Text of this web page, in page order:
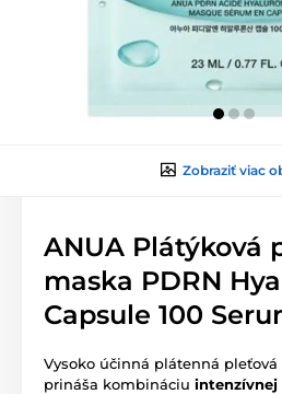
Zobraziť viac
ANUA Plátýková
maska PDRN
Capsule 100
Vysoko účinná plátenná pleťová
prináša kombináciu intenzívnej